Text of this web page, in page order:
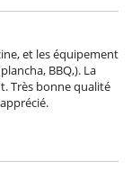
et les équipement
BBQ,). La
Très bonne qualité